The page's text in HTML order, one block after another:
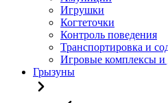
Игрушки
Когтеточки
Контроль поведения
Транспортировка и
Игровые комплексы и
Грызуны